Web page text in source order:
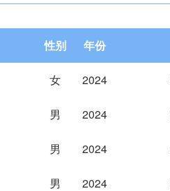
性别 年份
女 2024
男 2024
男 2024
男 2024